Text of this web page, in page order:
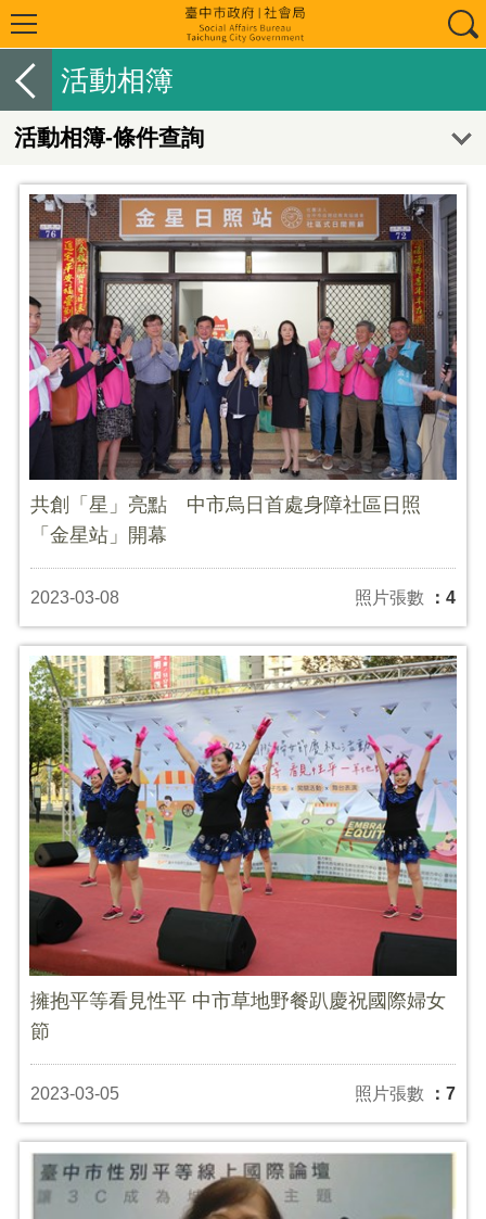
活動相簿
活動相簿-條件查詢
共創「星」亮點 中市烏日首處身障社區日照
「金星站」開幕
2023-03-08 照片張數 ：4
擁抱平等看見性平 中市草地野餐趴慶祝國際婦女
節
2023-03-05 照片張數 ：7